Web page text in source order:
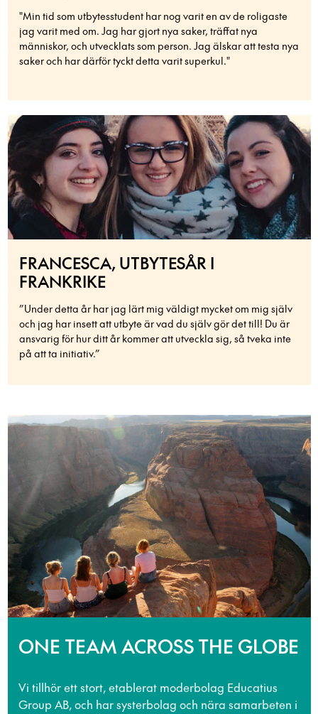
"Min tid som utbytesstudent har nog varit en av de roligaste
jag varit med om. Jag har gjort nya saker, träffat nya
människor, och utvecklats som person. Jag älskar att testa nya
saker och har därför tyckt detta varit superkul."
FRANCESCA, UTBYTESÅR I
FRANKRIKE
”Under detta år har jag lärt mig väldigt mycket om mig själv
och jag har insett att utbyte är vad du själv gör det till! Du är
ansvarig för hur ditt år kommer att utveckla sig, så tveka inte
på att ta initiativ.”
ONE TEAM ACROSS THE GLOBE
Vi tillhör ett stort, etablerat moderbolag Educatius
Group AB, och har systerbolag och nära samarbeten i